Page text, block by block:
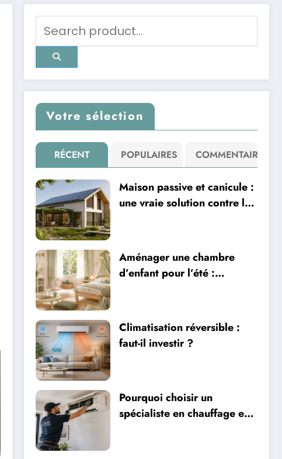
Votre sélection
RÉCENT POPULAIRES COMMENTAIRE
Maison passive et canicule :
une vraie solution contre la
Aménager une chambre
d’enfant pour l’été :
Climatisation réversible :
faut-il investir ?
Pourquoi choisir un
spécialiste en chauffage et